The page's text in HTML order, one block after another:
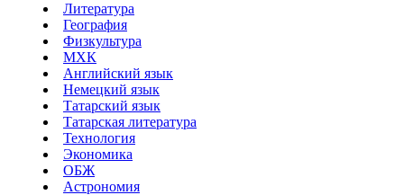
Литература
География
Физкультура
МХК
Английский язык
Немецкий язык
Татарский язык
Татарская литература
Технология
Экономика
ОБЖ
Астрономия